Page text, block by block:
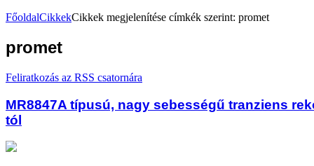
FőoldalCikkekCikkek megjelenítése címkék szerint: promet
promet
Feliratkozás az RSS csatornára
MR8847A típusú, nagy sebességű tranziens
tól